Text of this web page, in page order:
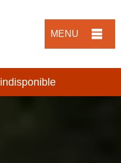
MENU
indisponible